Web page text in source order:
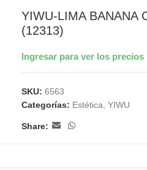
YIWU-LIMA BANANA
(12313)
Ingresar para ver los precios
SKU: 6563
Categorías: Estética YIWU
Share: